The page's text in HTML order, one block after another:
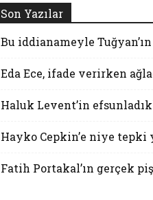
Son Yazılar
Bu iddianameyle
Eda Ece, ifade verirken
Haluk Levent’in
Hayko Cepkin’e niye tepki
Fatih Portakal’ın gerçek